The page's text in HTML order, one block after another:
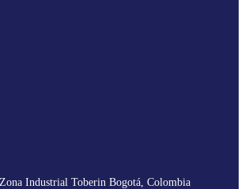
Industrial Toberin Bogotá, Colombia